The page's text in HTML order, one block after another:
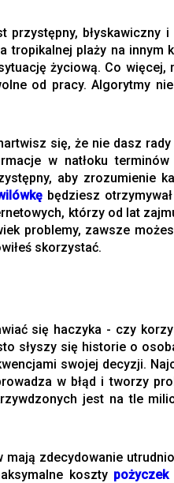
przystępny, błyskawiczny
tropikalnej plaży na innym
życiową. Co więcej,
od pracy. Algorytmy
się, że nie dasz
w natłoku
aby zrozumienie
będziesz
którzy od lat
problemy, zawsze
skorzystać.
się haczyka - czy
słyszy się historie o
swojej decyzji.
w błąd i tworzy
jest na tle
zdecydowanie
koszty pożyczek